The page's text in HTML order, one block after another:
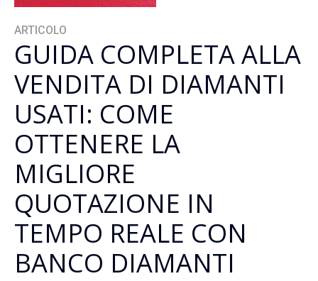
ARTICOLO
GUIDA COMPLETA ALLA
VENDITA DI DIAMANTI
USATI: COME
OTTENERE LA
MIGLIORE
QUOTAZIONE IN
TEMPO REALE CON
BANCO DIAMANTI